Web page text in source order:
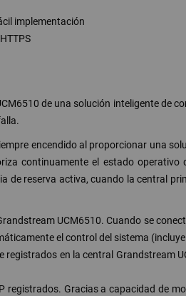
implementación
de una solución inteligente de
encendido al proporcionar una
continuamente el estado operativo
de reserva activa, cuando la central
UCM6510. Cuando se
el control del sistema
registrados en la central Grandstream
registrados. Gracias a capacidad de